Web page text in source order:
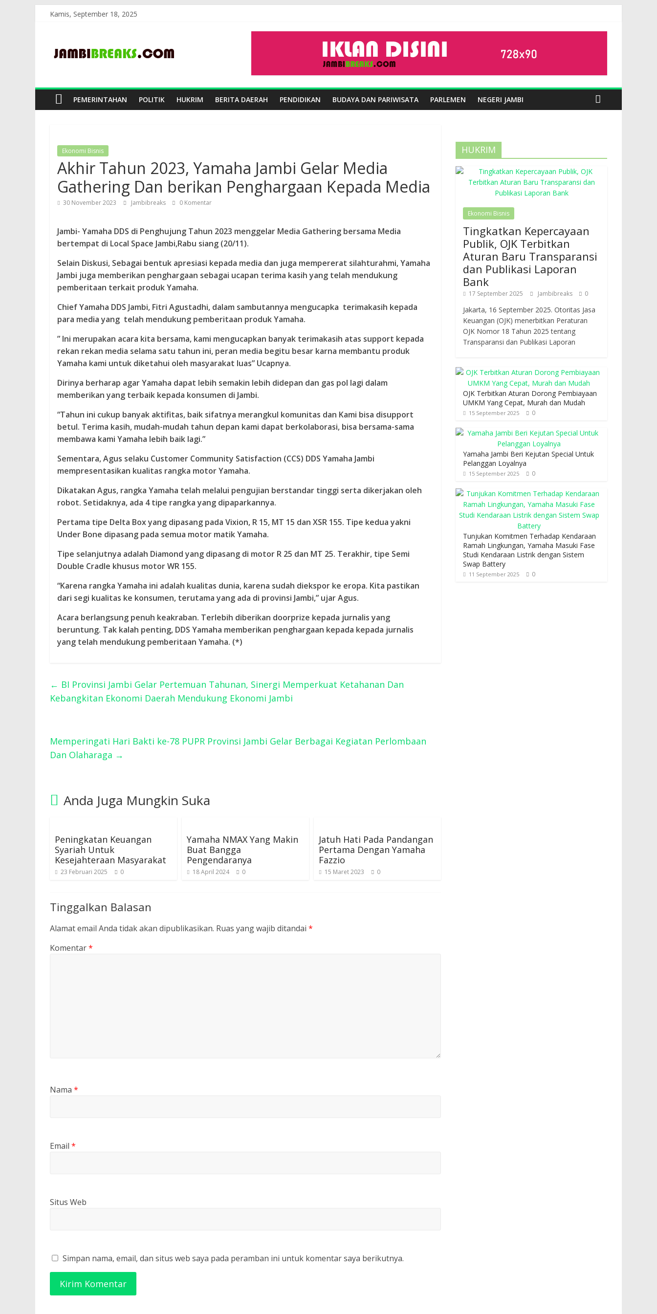
Kamis, September 18, 2025
JambiBreaks
PEMERINTAHAN POLITIK HUKRIM BERITA DAERAH PENDIDIKAN BUDAYA DAN PARIWISATA PARLEMEN NEGERI JAMBI
Ekonomi Bisnis
Akhir Tahun 2023, Yamaha Jambi Gelar Media
Gathering Dan berikan Penghargaan Kepada Media
30 November 2023 Jambibreaks 0 Komentar
Jambi- Yamaha DDS di Penghujung Tahun 2023 menggelar Media Gathering bersama Media
bertempat di Local Space Jambi,Rabu siang (20/11).
Selain Diskusi, Sebagai bentuk apresiasi kepada media dan juga mempererat silahturahmi, Yamaha
Jambi juga memberikan penghargaan sebagai ucapan terima kasih yang telah mendukung
pemberitaan terkait produk Yamaha.
Chief Yamaha DDS Jambi, Fitri Agustadhi, dalam sambutannya mengucapka terimakasih kepada
para media yang telah mendukung pemberitaan produk Yamaha.
” Ini merupakan acara kita bersama, kami mengucapkan banyak terimakasih atas support kepada
rekan rekan media selama satu tahun ini, peran media begitu besar karna membantu produk
Yamaha kami untuk diketahui oleh masyarakat luas” Ucapnya.
Dirinya berharap agar Yamaha dapat lebih semakin lebih didepan dan gas pol lagi dalam
memberikan yang terbaik kepada konsumen di Jambi.
“Tahun ini cukup banyak aktifitas, baik sifatnya merangkul komunitas dan Kami bisa disupport
betul. Terima kasih, mudah-mudah tahun depan kami dapat berkolaborasi, bisa bersama-sama
membawa kami Yamaha lebih baik lagi.”
Sementara, Agus selaku Customer Community Satisfaction (CCS) DDS Yamaha Jambi
mempresentasikan kualitas rangka motor Yamaha.
Dikatakan Agus, rangka Yamaha telah melalui pengujian berstandar tinggi serta dikerjakan oleh
robot. Setidaknya, ada 4 tipe rangka yang dipaparkannya.
Pertama tipe Delta Box yang dipasang pada Vixion, R 15, MT 15 dan XSR 155. Tipe kedua yakni
Under Bone dipasang pada semua motor matik Yamaha.
Tipe selanjutnya adalah Diamond yang dipasang di motor R 25 dan MT 25. Terakhir, tipe Semi
Double Cradle khusus motor WR 155.
“Karena rangka Yamaha ini adalah kualitas dunia, karena sudah diekspor ke eropa. Kita pastikan
dari segi kualitas ke konsumen, terutama yang ada di provinsi Jambi,” ujar Agus.
Acara berlangsung penuh keakraban. Terlebih diberikan doorprize kepada jurnalis yang
beruntung. Tak kalah penting, DDS Yamaha memberikan penghargaan kepada kepada jurnalis
yang telah mendukung pemberitaan Yamaha. (*)
← BI Provinsi Jambi Gelar Pertemuan Tahunan, Sinergi Memperkuat Ketahanan Dan
Kebangkitan Ekonomi Daerah Mendukung Ekonomi Jambi
Memperingati Hari Bakti ke-78 PUPR Provinsi Jambi Gelar Berbagai Kegiatan Perlombaan
Dan Olaharaga →
Anda Juga Mungkin Suka
Peningkatan Keuangan
Syariah Untuk
Kesejahteraan Masyarakat
23 Februari 2025 0
Yamaha NMAX Yang Makin
Buat Bangga
Pengendaranya
18 April 2024 0
Jatuh Hati Pada Pandangan
Pertama Dengan Yamaha
Fazzio
15 Maret 2023 0
Tinggalkan Balasan
Alamat email Anda tidak akan dipublikasikan. Ruas yang wajib ditandai *
Komentar*
Nama *
Email *
Situs Web
Simpan nama, email, dan situs web saya pada peramban ini untuk komentar saya berikutnya.
HUKRIM
Ekonomi Bisnis
Tingkatkan Kepercayaan
Publik, OJK Terbitkan
Aturan Baru Transparansi
dan Publikasi Laporan
Bank
17 September 2025 Jambibreaks 0
Jakarta, 16 September 2025. Otoritas Jasa
Keuangan (OJK) menerbitkan Peraturan
OJK Nomor 18 Tahun 2025 tentang
Transparansi dan Publikasi Laporan
OJK Terbitkan Aturan Dorong Pembiayaan
UMKM Yang Cepat, Murah dan Mudah
15 September 2025 0
Yamaha Jambi Beri Kejutan Special Untuk
Pelanggan Loyalnya
15 September 2025 0
Tunjukan Komitmen Terhadap Kendaraan
Ramah Lingkungan, Yamaha Masuki Fase
Studi Kendaraan Listrik dengan Sistem
Swap Battery
11 September 2025 0